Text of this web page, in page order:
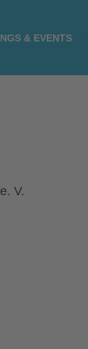
& EVENTS
V.